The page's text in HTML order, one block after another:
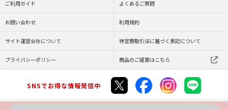
ご利用ガイド よくあるご質問
お問い合わせ 利用規約
サイト運営会社について 特定商取引法に基づく表記について
プライバシーポリシー 商品のご提案はこちら
SNSでお得な情報発信中